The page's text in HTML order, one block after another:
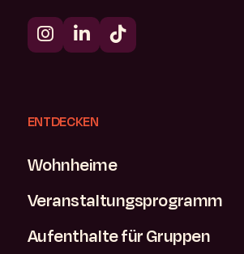
ENTDECKEN
Wohnheime
Veranstaltungsprogramm
Aufenthalte für Gruppen